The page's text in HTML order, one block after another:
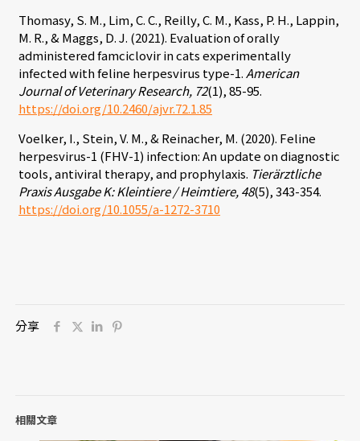
Thomasy, S. M., Lim, C. C., Reilly, C. M., Kass, P. H., Lappin,
M. R., & Maggs, D. J. (2021). Evaluation of orally
administered famciclovir in cats experimentally
infected with feline herpesvirus type-1.American
Journal of Veterinary Research, 72(1), 85-95.
https://doi.org/10.2460/ajvr.72.1.85
Voelker, I., Stein, V. M., & Reinacher, M. (2020). Feline
herpesvirus-1 (FHV-1) infection: An update on diagnostic
tools, antiviral therapy, and prophylaxis. Tierärztliche
Praxis Ausgabe K: Kleintiere / Heimtiere, 48(5), 343-354.
https://doi.org/10.1055/a-1272-3710
分享
相關文章